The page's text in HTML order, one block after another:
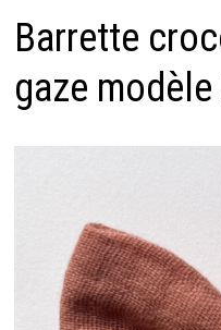
Barrette
gaze